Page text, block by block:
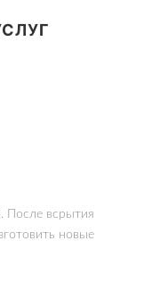
После всрытия
новые